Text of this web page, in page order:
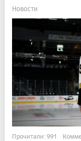
Новости
Прочитали: 991